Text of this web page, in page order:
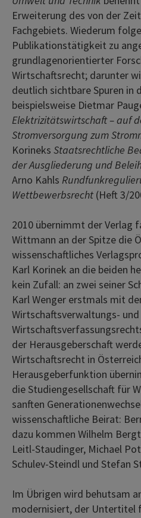
Erweiterung des von der
Fachgebiets. Wiederum
Publikationstätigkeit zu
grundlagenorientierter
Wirtschaftsrecht; darunter
deutlich sichtbare Spuren in
beispielsweise Dietmar
Elektrizitätswirtschaft – auf
Stromversorgung zum
Korineks Staatsrechtliche
der Ausgliederung und
Arno Kahls
Wettbewerbsrecht (Heft 3/
2010 übernimmt der Verlag
Wittmann an der Spitze die
wissenschaftliches
Karl Korinek an die beiden
kein Zufall: an zwei seiner
Karl Wenger erstmals mit
Wirtschaftsverwaltungs- und
der Herausgeberschaft
Wirtschaftsrecht in
Herausgeberfunktion
die Studiengesellschaft für
sanften
wissenschaftliche Beirat:
dazu kommen Wilhelm
Leitl-Staudinger, Michael
Schulev-Steindl und Stefan
Im Übrigen wird behutsam
modernisiert, der Untertitel